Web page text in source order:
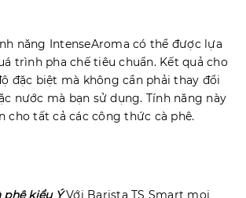
năng IntenseAroma có thể được lựa
trình pha chế tiêu chuẩn. Kết quả cho
đặc biệt mà không cần phải thay đổi
nước mà bạn sử dụng. Tính năng này
cho tất cả các công thức cà phê.
kiểu ÝVới Barista TS Smart mọi